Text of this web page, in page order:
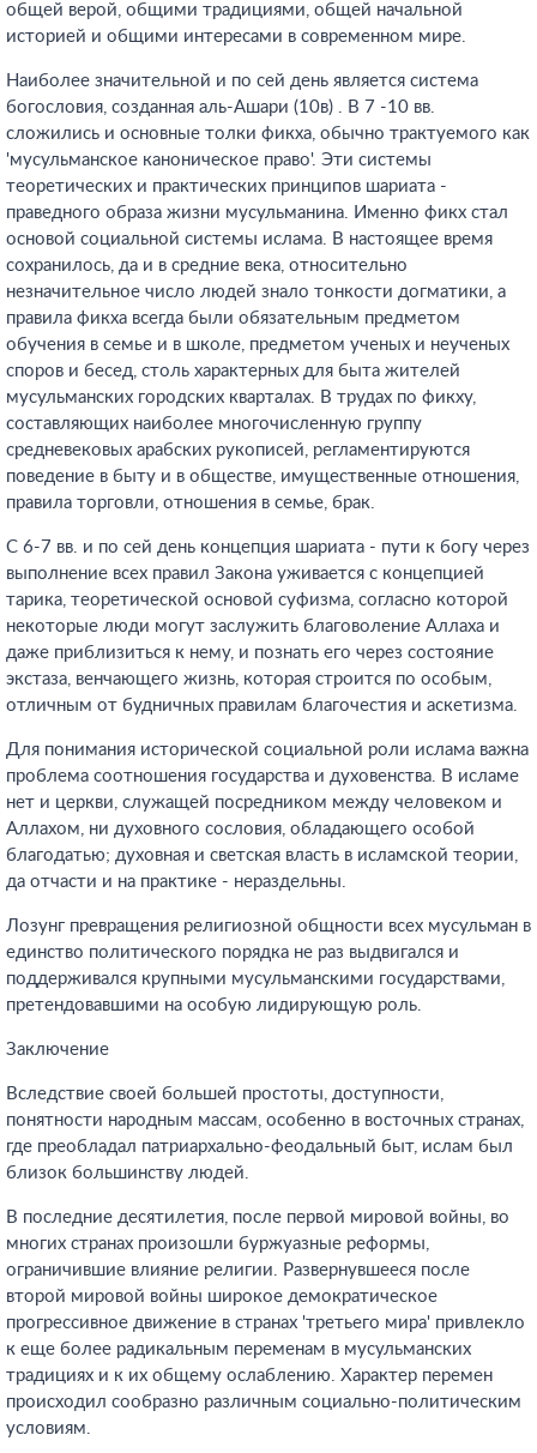
общей верой, общими традициями, общей начальной
историей и общими интересами в современном мире.
Наиболее значительной и по сей день является система
богословия, созданная аль-Ашари (10в) . В 7 -10 вв.
сложились и основные толки фикха, обычно трактуемого как
'мусульманское каноническое право'. Эти системы
теоретических и практических принципов шариата -
праведного образа жизни мусульманина. Именно фикх стал
основой социальной системы ислама. В настоящее время
сохранилось, да и в средние века, относительно
незначительное число людей знало тонкости догматики, а
правила фикха всегда были обязательным предметом
обучения в семье и в школе, предметом ученых и неученых
споров и бесед, столь характерных для быта жителей
мусульманских городских кварталах. В трудах по фикху,
составляющих наиболее многочисленную группу
средневековых арабских рукописей, регламентируются
поведение в быту и в обществе, имущественные отношения,
правила торговли, отношения в семье, брак.
С 6-7 вв. и по сей день концепция шариата - пути к богу через
выполнение всех правил Закона уживается с концепцией
тарика, теоретической основой суфизма, согласно которой
некоторые люди могут заслужить благоволение Аллаха и
даже приблизиться к нему, и познать его через состояние
экстаза, венчающего жизнь, которая строится по особым,
отличным от будничных правилам благочестия и аскетизма.
Для понимания исторической социальной роли ислама важна
проблема соотношения государства и духовенства. В исламе
нет и церкви, служащей посредником между человеком и
Аллахом, ни духовного сословия, обладающего особой
благодатью; духовная и светская власть в исламской теории,
да отчасти и на практике - нераздельны.
Лозунг превращения религиозной общности всех мусульман в
единство политического порядка не раз выдвигался и
поддерживался крупными мусульманскими государствами,
претендовавшими на особую лидирующую роль.
Заключение
Вследствие своей большей простоты, доступности,
понятности народным массам, особенно в восточных странах,
где преобладал патриархально-феодальный быт, ислам был
близок большинству людей.
В последние десятилетия, после первой мировой войны, во
многих странах произошли буржуазные реформы,
ограничившие влияние религии. Развернувшееся после
второй мировой войны широкое демократическое
прогрессивное движение в странах 'третьего мира' привлекло
к еще более радикальным переменам в мусульманских
традициях и к их общему ослаблению. Характер перемен
происходил сообразно различным социально-политическим
условиям.